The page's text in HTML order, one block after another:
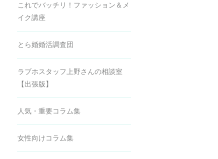
これでバッチリ！ファッション＆メ
イク講座
とら婚婚活調査団
ラブホスタッフ上野さんの相談室
【出張版】
人気・重要コラム集
女性向けコラム集